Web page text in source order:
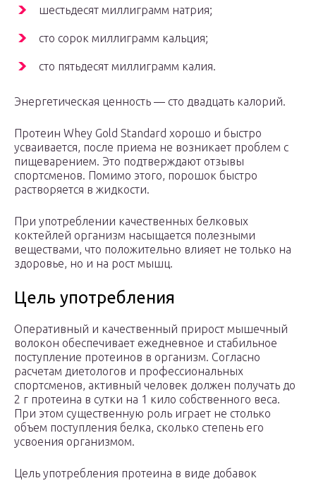
шестьдесят миллиграмм натрия;
сто сорок миллиграмм кальция;
сто пятьдесят миллиграмм калия.
Энергетическая ценность — сто двадцать калорий.
Протеин Whey Gold Standard хорошо и быстро
усваивается, после приема не возникает проблем с
пищеварением. Это подтверждают отзывы
спортсменов. Помимо этого, порошок быстро
растворяется в жидкости.
При употреблении качественных белковых
коктейлей организм насыщается полезными
веществами, что положительно влияет не только на
здоровье, но и на рост мышц.
Цель употребления
Оперативный и качественный прирост мышечный
волокон обеспечивает ежедневное и стабильное
поступление протеинов в организм. Согласно
расчетам диетологов и профессиональных
спортсменов, активный человек должен получать до
2 г протеина в сутки на 1 кило собственного веса.
При этом существенную роль играет не столько
объем поступления белка, сколько степень его
усвоения организмом.
Цель употребления протеина в виде добавок